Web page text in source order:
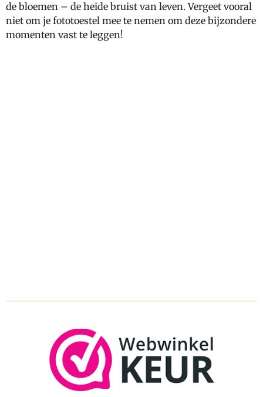
de bloemen – de heide bruist van leven. Vergeet vooral
niet om je fototoestel mee te nemen om deze bijzondere
momenten vast te leggen!